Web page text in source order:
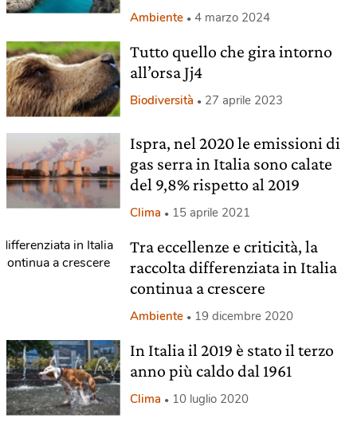
Ambiente 4 marzo 2024
Tutto quello che gira intorno
all’orsa Jj4
Biodiversità 27 aprile 2023
Ispra, nel 2020 le emissioni di
gas serra in Italia sono calate
del 9,8% rispetto al 2019
Clima 15 aprile 2021
Tra eccellenze e criticità, la
raccolta differenziata in Italia
continua a crescere
Ambiente 19 dicembre 2020
In Italia il 2019 è stato il terzo
anno più caldo dal 1961
Clima 10 luglio 2020